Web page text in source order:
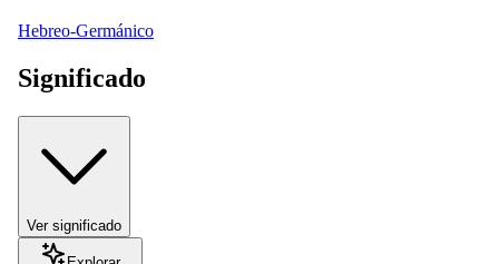
Hebreo-Germánico
Significado
Ver significado